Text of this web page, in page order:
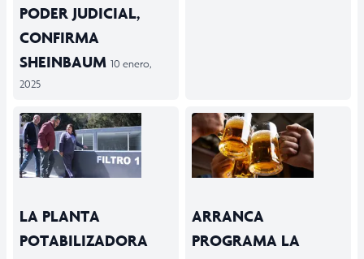
PODER JUDICIAL,
CONFIRMA
SHEINBAUM 10 enero,
2025
LA PLANTA
POTABILIZADORA
ARRANCA
PROGRAMA LA